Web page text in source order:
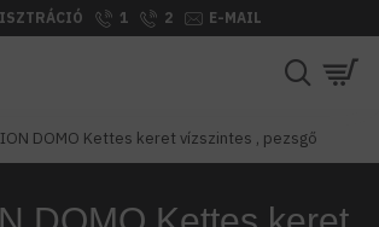
1 2 E-MAIL
DOMO Kettes keret vízszintes , pezsgő